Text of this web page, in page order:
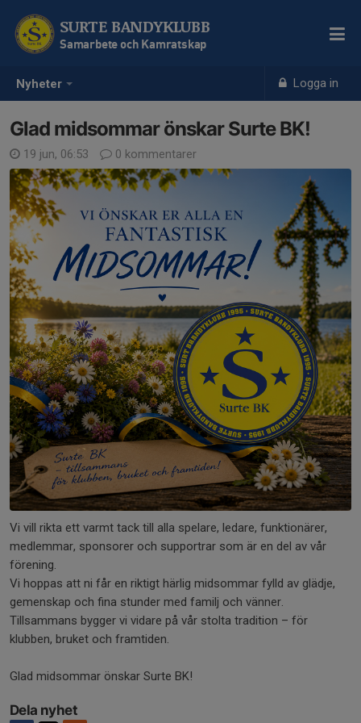
Nyheter Logga in
SURTE BANDYKLUBB
Samarbete och Kamratskap
Glad midsommar önskar Surte BK!
19 jun, 06:53 0 kommentarer
Vi vill rikta ett varmt tack till alla spelare, ledare, funktionärer,
medlemmar, sponsorer och supportrar som är en del av vår
förening.
Vi hoppas att ni får en riktigt härlig midsommar fylld av glädje,
gemenskap och fina stunder med familj och vänner.
Tillsammans bygger vi vidare på vår stolta tradition – för
klubben, bruket och framtiden.
Glad midsommar önskar Surte BK!
Dela nyhet